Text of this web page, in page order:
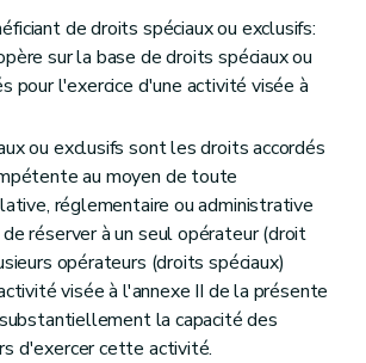
de droits spéciaux ou exclusifs:
sur la base de droits spéciaux ou
pour l'exercice d'une activité visée à
ou exclusifs sont les droits accordés
au moyen de toute
réglementaire ou administrative
réserver à un seul opérateur (droit
opérateurs (droits spéciaux)
visée à l'annexe II de la présente
la capacité des
d'exercer cette activité.